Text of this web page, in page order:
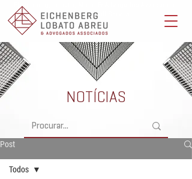
Eichenberg, Lobato, Abreu & Advogados Associados -
Advocacia Full Service
Post
Todos
NOTÍCIAS